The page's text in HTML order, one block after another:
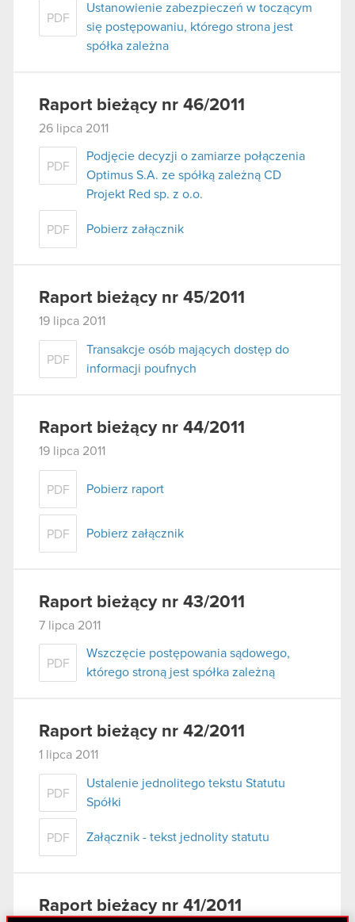
PDF
Ustanowienie zabezpieczeń w toczącym
się postępowaniu, którego strona jest
spółka zależna
Raport bieżący nr 46/2011
26 lipca 2011
PDF
Podjęcie decyzji o zamiarze połączenia
Optimus S.A. ze spółką zależną CD
Projekt Red sp. z o.o.
PDF Pobierz załącznik
Raport bieżący nr 45/2011
19 lipca 2011
PDF
Transakcje osób mających dostęp do
informacji poufnych
Raport bieżący nr 44/2011
19 lipca 2011
PDF Pobierz raport
PDF Pobierz załącznik
Raport bieżący nr 43/2011
7 lipca 2011
PDF
Wszczęcie postępowania sądowego,
którego stroną jest spółka zależną
Raport bieżący nr 42/2011
1 lipca 2011
PDF
Ustalenie jednolitego tekstu Statutu
Spółki
PDF Załącznik - tekst jednolity statutu
Raport bieżacy nr 41/2011